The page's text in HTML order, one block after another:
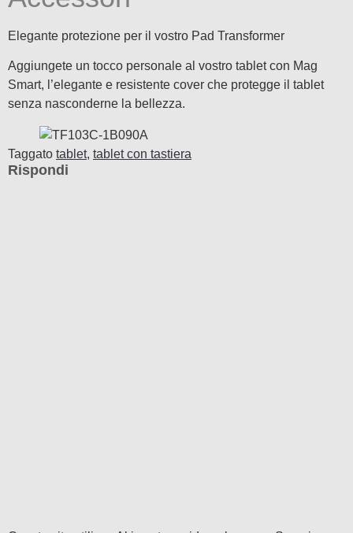
Elegante protezione per il vostro Pad Transformer
Aggiungete un tocco personale al vostro tablet con Mag
Smart, l’elegante e resistente cover che protegge il tablet
senza nasconderne la bellezza.
Taggato tablet, tablet con tastiera
Rispondi